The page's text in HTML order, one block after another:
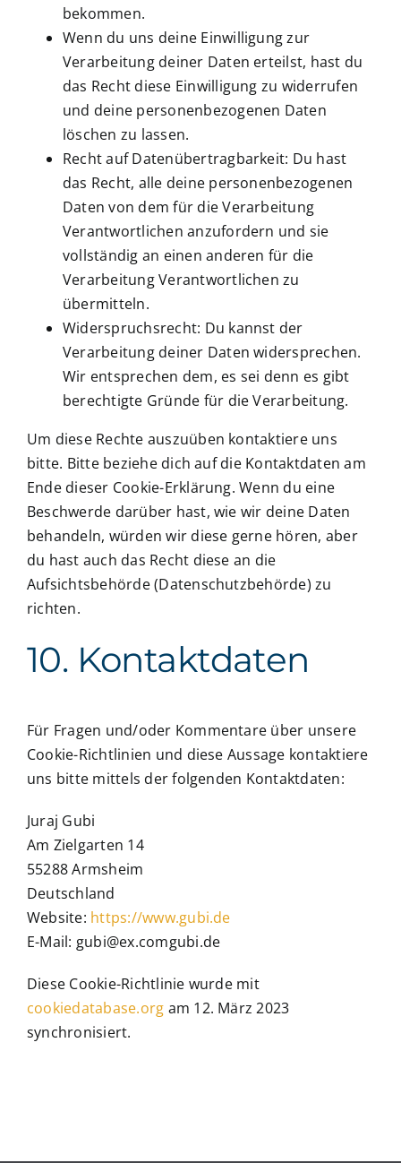
bekommen.
Wenn du uns deine Einwilligung zur
Verarbeitung deiner Daten erteilst, hast du
das Recht diese Einwilligung zu widerrufen
und deine personenbezogenen Daten
löschen zu lassen.
Recht auf Datenübertragbarkeit: Du hast
das Recht, alle deine personenbezogenen
Daten von dem für die Verarbeitung
Verantwortlichen anzufordern und sie
vollständig an einen anderen für die
Verarbeitung Verantwortlichen zu
übermitteln.
Widerspruchsrecht: Du kannst der
Verarbeitung deiner Daten widersprechen.
Wir entsprechen dem, es sei denn es gibt
berechtigte Gründe für die Verarbeitung.
Um diese Rechte auszuüben kontaktiere uns
bitte. Bitte beziehe dich auf die Kontaktdaten am
Ende dieser Cookie-Erklärung. Wenn du eine
Beschwerde darüber hast, wie wir deine Daten
behandeln, würden wir diese gerne hören, aber
du hast auch das Recht diese an die
Aufsichtsbehörde (Datenschutzbehörde) zu
richten.
10. Kontaktdaten
Für Fragen und/oder Kommentare über unsere
Cookie-Richtlinien und diese Aussage kontaktiere
uns bitte mittels der folgenden Kontaktdaten:
Juraj Gubi
Am Zielgarten 14
55288 Armsheim
Deutschland
Website: https://www.gubi.de
E-Mail: gubi@ex.comgubi.de
Diese Cookie-Richtlinie wurde mit
cookiedatabase.org am 12. März 2023
synchronisiert.